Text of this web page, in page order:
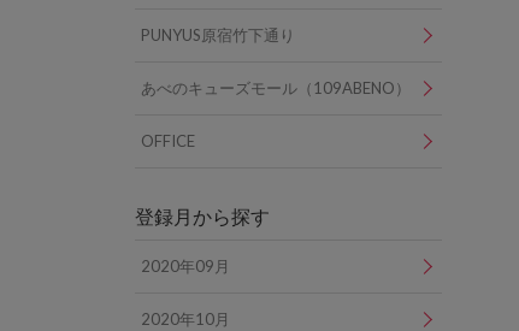
PUNYUS原宿竹下通り
あべのキューズモール（109ABENO）
OFFICE
登録月から探す
2020年09月
2020年10月